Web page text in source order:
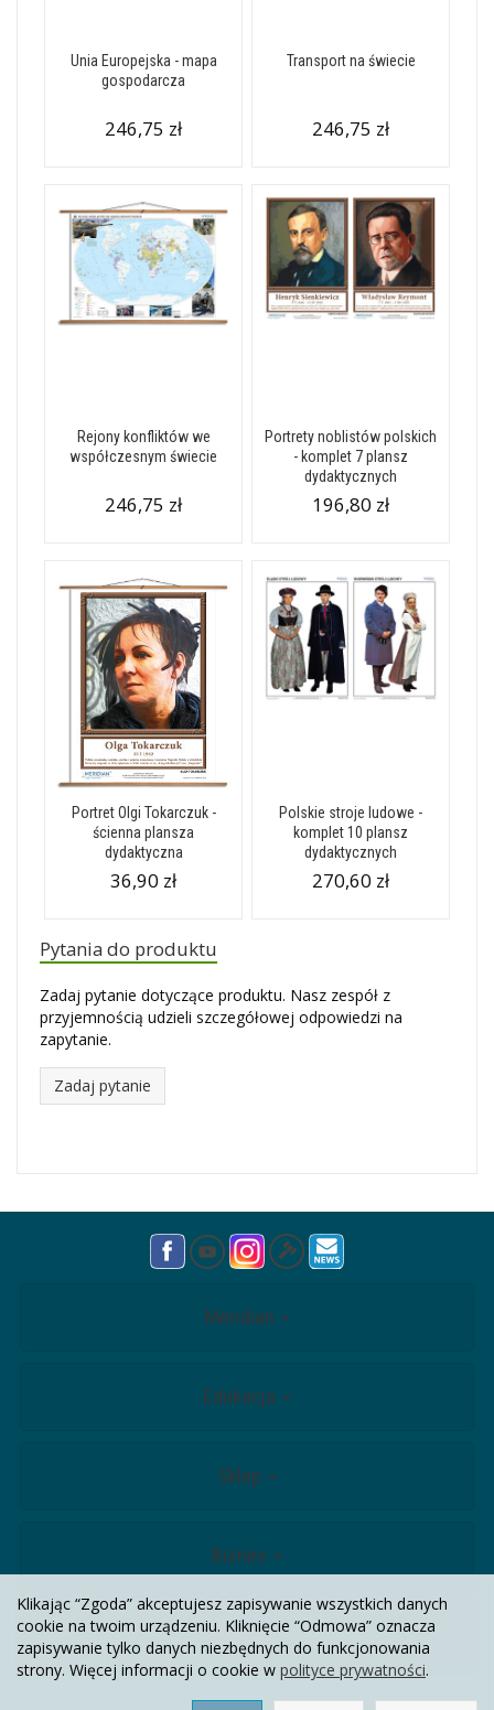
Unia Europejska - mapa
gospodarcza
246,75 zł
Transport na świecie
246,75 zł
Rejony konfliktów we
współczesnym świecie
246,75 zł
Portrety noblistów polskich
- komplet 7 plansz
dydaktycznych
196,80 zł
Portret Olgi Tokarczuk -
ścienna plansza
dydaktyczna
36,90 zł
Polskie stroje ludowe -
komplet 10 plansz
dydaktycznych
270,60 zł
Pytania do produktu
Zadaj pytanie dotyczące produktu. Nasz zespół z
przyjemnością udzieli szczegółowej odpowiedzi na
zapytanie.
Zadaj pytanie
Meridian
Edukacja
Sklep
Biznes
Kontakt
Klikając “Zgoda” akceptujesz zapisywanie wszystkich danych
cookie na twoim urządzeniu. Kliknięcie “Odmowa” oznacza
zapisywanie tylko danych niezbędnych do funkcjonowania
strony. Więcej informacji o cookie w polityce prywatności.